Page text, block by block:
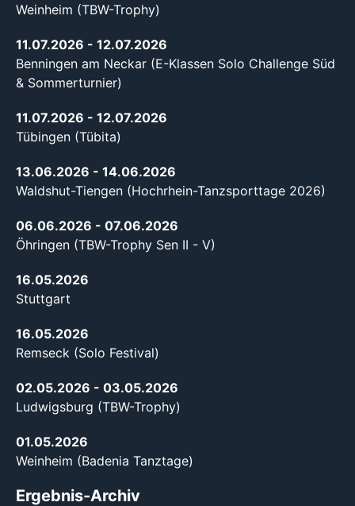
Weinheim (TBW-Trophy)
11.07.2026 - 12.07.2026
Benningen am Neckar (E-Klassen Solo Challenge Süd
& Sommerturnier)
11.07.2026 - 12.07.2026
Tübingen (Tübita)
13.06.2026 - 14.06.2026
Waldshut-Tiengen (Hochrhein-Tanzsporttage 2026)
06.06.2026 - 07.06.2026
Öhringen (TBW-Trophy Sen II - V)
16.05.2026
Stuttgart
16.05.2026
Remseck (Solo Festival)
02.05.2026 - 03.05.2026
Ludwigsburg (TBW-Trophy)
01.05.2026
Weinheim (Badenia Tanztage)
Ergebnis-Archiv